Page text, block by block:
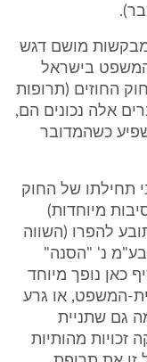
מושם דגש
בישראל
החוזים (תרופות
חוזה), תשל"א- 1970. דברים אלה נכונים הם,
כשהמדובר
תחילתו של החוק
מיוחדות)
להפרו (השווה
מריטים בע"מ נ' "הסנה"
כאן נופך מיוחד
המשפט, או גרע
גם שתניית
זכויות מהותיות